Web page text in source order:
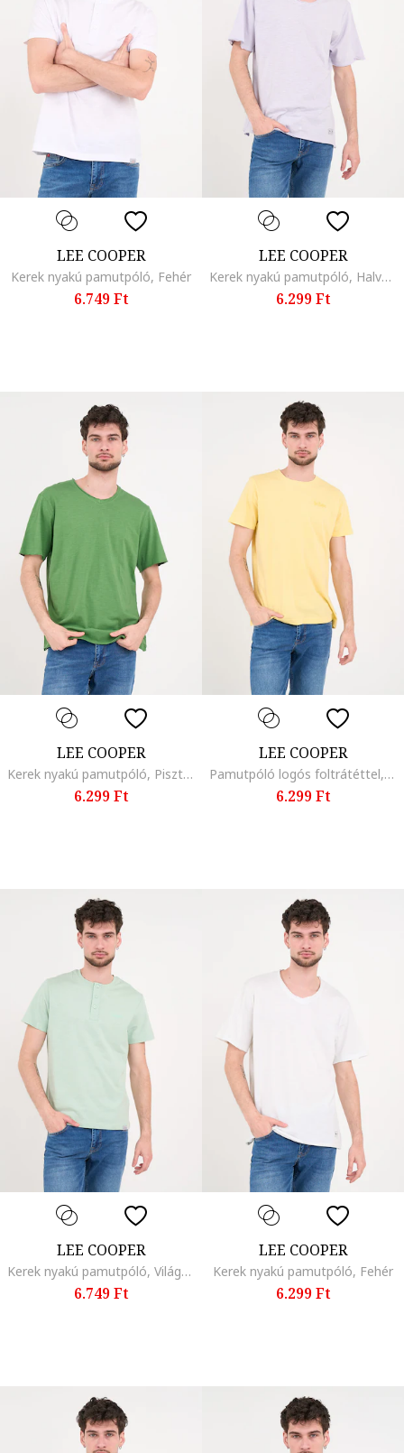
LEE COOPER
Kerek nyakú pamutpóló, Fehér
6.749 Ft
LEE COOPER
Kerek nyakú pamutpóló, Halványlila
6.299 Ft
LEE COOPER
Kerek nyakú pamutpóló, Pisztáciazöld
6.299 Ft
LEE COOPER
Pamutpóló logós foltrátéttel, Sárga
6.299 Ft
LEE COOPER
Kerek nyakú pamutpóló, Világoszöld
6.749 Ft
LEE COOPER
Kerek nyakú pamutpóló, Fehér
6.299 Ft